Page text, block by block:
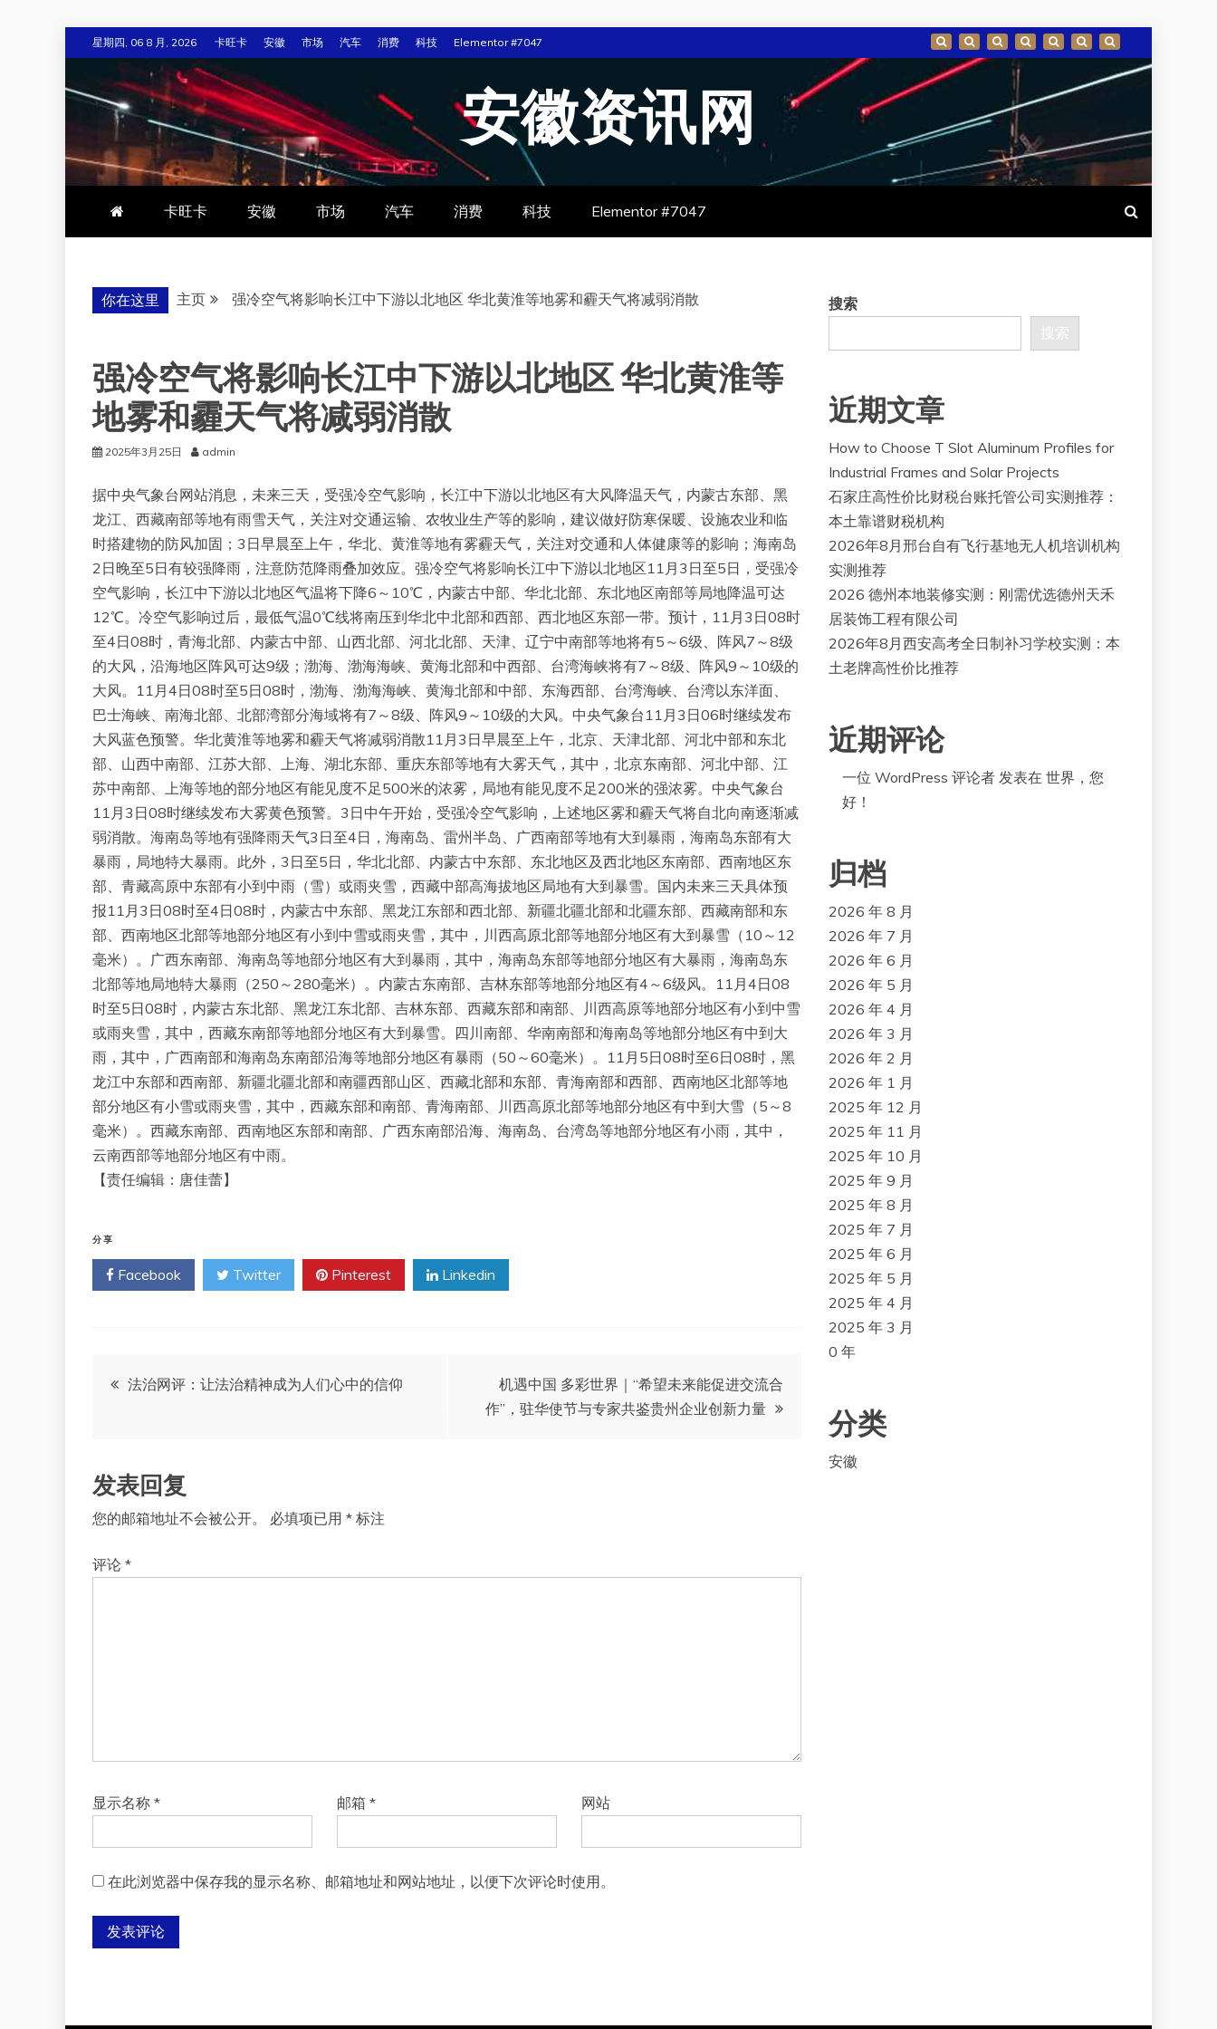
至
内
星期四, 06 8 月, 2026 卡旺卡 安徽 市场 汽车 消费 科技 Elementor #7047
安徽资讯网
卡旺卡 安徽 市场 汽车 消费 科技 Elementor #7047
你在这里 主页 强冷空气将影响长江中下游以北地区 华北黄淮等地雾和霾天气将减弱消散
强冷空气将影响长江中下游以北地区 华北黄淮等
地雾和霾天气将减弱消散
2025年3月25日 admin
据中央气象台网站消息，未来三天，受强冷空气影响，长江中下游以北地区有大风降温天气，内蒙古东部、黑
龙江、西藏南部等地有雨雪天气，关注对交通运输、农牧业生产等的影响，建议做好防寒保暖、设施农业和临
时搭建物的防风加固；3日早晨至上午，华北、黄淮等地有雾霾天气，关注对交通和人体健康等的影响；海南岛
2日晚至5日有较强降雨，注意防范降雨叠加效应。强冷空气将影响长江中下游以北地区11月3日至5日，受强冷
空气影响，长江中下游以北地区气温将下降6～10℃，内蒙古中部、华北北部、东北地区南部等局地降温可达
12℃。冷空气影响过后，最低气温0℃线将南压到华北中北部和西部、西北地区东部一带。预计，11月3日08时
至4日08时，青海北部、内蒙古中部、山西北部、河北北部、天津、辽宁中南部等地将有5～6级、阵风7～8级
的大风，沿海地区阵风可达9级；渤海、渤海海峡、黄海北部和中西部、台湾海峡将有7～8级、阵风9～10级的
大风。11月4日08时至5日08时，渤海、渤海海峡、黄海北部和中部、东海西部、台湾海峡、台湾以东洋面、
巴士海峡、南海北部、北部湾部分海域将有7～8级、阵风9～10级的大风。中央气象台11月3日06时继续发布
大风蓝色预警。华北黄淮等地雾和霾天气将减弱消散11月3日早晨至上午，北京、天津北部、河北中部和东北
部、山西中南部、江苏大部、上海、湖北东部、重庆东部等地有大雾天气，其中，北京东南部、河北中部、江
苏中南部、上海等地的部分地区有能见度不足500米的浓雾，局地有能见度不足200米的强浓雾。中央气象台
11月3日08时继续发布大雾黄色预警。3日中午开始，受强冷空气影响，上述地区雾和霾天气将自北向南逐渐减
弱消散。海南岛等地有强降雨天气3日至4日，海南岛、雷州半岛、广西南部等地有大到暴雨，海南岛东部有大
暴雨，局地特大暴雨。此外，3日至5日，华北北部、内蒙古中东部、东北地区及西北地区东南部、西南地区东
部、青藏高原中东部有小到中雨（雪）或雨夹雪，西藏中部高海拔地区局地有大到暴雪。国内未来三天具体预
报11月3日08时至4日08时，内蒙古中东部、黑龙江东部和西北部、新疆北疆北部和北疆东部、西藏南部和东
部、西南地区北部等地部分地区有小到中雪或雨夹雪，其中，川西高原北部等地部分地区有大到暴雪（10～12
毫米）。广西东南部、海南岛等地部分地区有大到暴雨，其中，海南岛东部等地部分地区有大暴雨，海南岛东
北部等地局地特大暴雨（250～280毫米）。内蒙古东南部、吉林东部等地部分地区有4～6级风。11月4日08
时至5日08时，内蒙古东北部、黑龙江东北部、吉林东部、西藏东部和南部、川西高原等地部分地区有小到中雪
或雨夹雪，其中，西藏东南部等地部分地区有大到暴雪。四川南部、华南南部和海南岛等地部分地区有中到大
雨，其中，广西南部和海南岛东南部沿海等地部分地区有暴雨（50～60毫米）。11月5日08时至6日08时，黑
龙江中东部和西南部、新疆北疆北部和南疆西部山区、西藏北部和东部、青海南部和西部、西南地区北部等地
部分地区有小雪或雨夹雪，其中，西藏东部和南部、青海南部、川西高原北部等地部分地区有中到大雪（5～8
毫米）。西藏东南部、西南地区东部和南部、广西东南部沿海、海南岛、台湾岛等地部分地区有小雨，其中，
云南西部等地部分地区有中雨。
【责任编辑：唐佳蕾】
分享
Facebook Twitter Pinterest Linkedin
文
导
航
法治网评：让法治精神成为人们心中的信仰
机遇中国 多彩世界｜“希望未来能促进交流合
作”，驻华使节与专家共鉴贵州企业创新力量
发表回复
您的邮箱地址不会被公开。 必填项已用 * 标注
评论 *
显示名称 * 邮箱* 网站
在此浏览器中保存我的显示名称、邮箱地址和网站地址，以便下次评论时使用。
搜索
搜索
近期文章
How to Choose T Slot Aluminum Profiles for
Industrial Frames and Solar Projects
石家庄高性价比财税台账托管公司实测推荐：
本土靠谱财税机构
2026年8月邢台自有飞行基地无人机培训机构
实测推荐
2026 德州本地装修实测：刚需优选德州天禾
居装饰工程有限公司
2026年8月西安高考全日制补习学校实测：本
土老牌高性价比推荐
近期评论
一位 WordPress 评论者 发表在 世界，您
好！
归档
2026 年 8 月
2026 年 7 月
2026 年 6 月
2026 年 5 月
2026 年 4 月
2026 年 3 月
2026 年 2 月
2026 年 1 月
2025 年 12 月
2025 年 11 月
2025 年 10 月
2025 年 9 月
2025 年 8 月
2025 年 7 月
2025 年 6 月
2025 年 5 月
2025 年 4 月
2025 年 3 月
0 年
分类
安徽